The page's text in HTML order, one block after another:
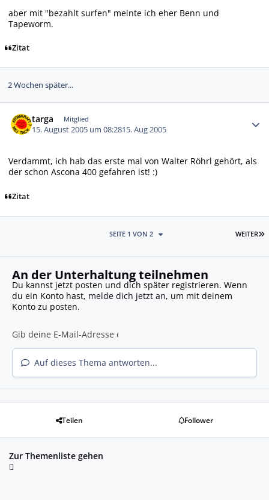
aber mit "bezahlt surfen" meinte ich eher Benn und
Tapeworm.
Zitat
2 Wochen später...
targa Mitglied
15. August 2005 um 08:2815. Aug 2005
Verdammt, ich hab das erste mal von Walter Röhrl gehört, als
der schon Ascona 400 gefahren ist! :)
Zitat
WEITER
SEITE 1 VON 2
An der Unterhaltung teilnehmen
Du kannst jetzt posten und dich später registrieren. Wenn
du ein Konto hast, melde dich jetzt an, um mit deinem
Konto zu posten.
Auf dieses Thema antworten...
Teilen Follower
Zur Themenliste gehen